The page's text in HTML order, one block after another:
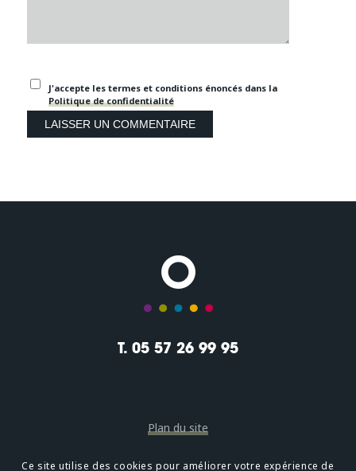
J'accepte les termes et conditions énoncés dans la
Politique de confidentialité
T. 05 57 26 99 95
Plan du site
Mentions légales
Ce site utilise des cookies pour améliorer votre expérience de